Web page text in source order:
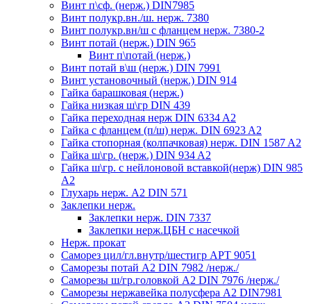
Винт п\сф. (нерж.) DIN7985
Винт полукр.вн./ш. нерж. 7380
Винт полукр.вн/ш с фланцем нерж. 7380-2
Винт потай (нерж.) DIN 965
Винт п\потай (нерж.)
Винт потай в\ш (нерж.) DIN 7991
Винт установочный (нерж.) DIN 914
Гайка барашковая (нерж.)
Гайка низкая ш\гр DIN 439
Гайка переходная нерж DIN 6334 A2
Гайка с фланцем (п/ш) нерж. DIN 6923 A2
Гайка стопорная (колпачковая) нерж. DIN 1587 A2
Гайка ш\гр. (нерж.) DIN 934 A2
Гайка ш\гр. с нейлоновой вставкой(нерж) DIN 985
A2
Глухарь нерж. А2 DIN 571
Заклепки нерж.
Заклепки нерж. DIN 7337
Заклепки нерж.ЦБН с насечкой
Нерж. прокат
Саморез цил/гл.внутр/шестигр АРТ 9051
Саморезы потай А2 DIN 7982 /нерж./
Саморезы ш/гр.головкой А2 DIN 7976 /нерж./
Саморезы нержавейка полусфера А2 DIN7981